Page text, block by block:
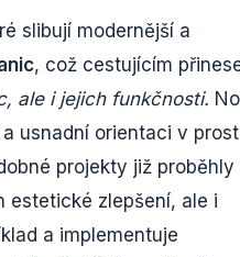
slibují modernější a
, což cestujícím
ale i jejich funkčnosti.
usnadní orientaci v
projekty již proběhly
estetické zlepšení, ale i
a implementuje